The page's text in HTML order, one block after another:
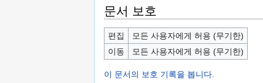
문서 보호
편집
모든 사용자에게 허용 (무기한)
이동
모든 사용자에게 허용 (무기한)
이 문서의 보호 기록을 봅니다.